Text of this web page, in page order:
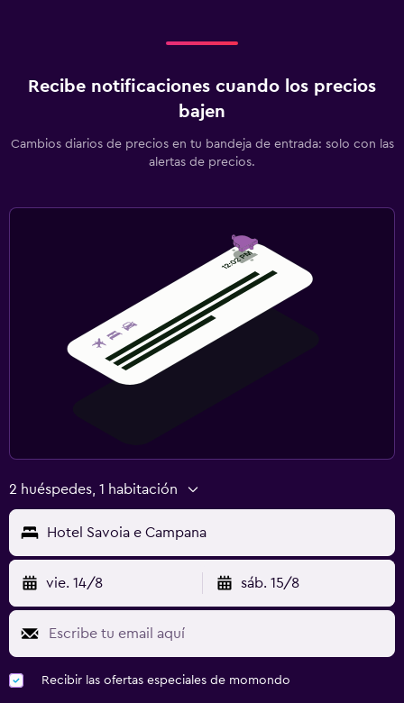
Recibe notificaciones cuando los precios
bajen
Cambios diarios de precios en tu bandeja de entrada: solo con las
alertas de precios.
2 huéspedes, 1 habitación
Hotel Savoia e Campana
vie. 14/8 sáb. 15/8
Recibir las ofertas especiales de momondo